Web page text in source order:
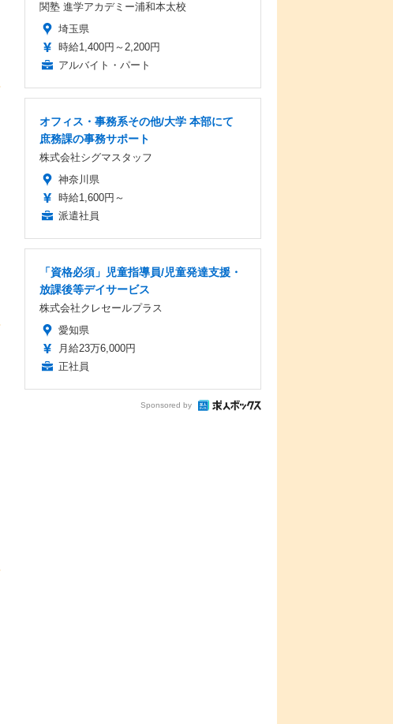
関塾 進学アカデミー浦和本太校
埼玉県
時給1,400円～2,200円
アルバイト・パート
オフィス・事務系その他/大学 本部にて
庶務課の事務サポート
株式会社シグマスタッフ
神奈川県
時給1,600円～
派遣社員
「資格必須」児童指導員/児童発達支援・
放課後等デイサービス
株式会社クレセールプラス
愛知県
月給23万6,000円
正社員
Sponsored by